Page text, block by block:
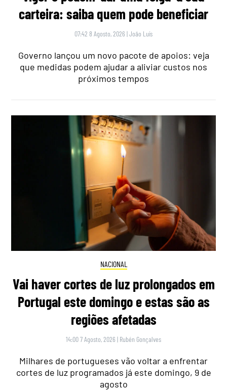
carteira: saiba quem pode beneficiar
07:42 8 Agosto, 2026 |João Luís
Governo lançou um novo pacote de apoios: veja
que medidas podem ajudar a aliviar custos nos
próximos tempos
NACIONAL
Vai haver cortes de luz prolongados em
Portugal este domingo e estas são as
regiões afetadas
14:00 7 Agosto, 2026 | Rubén Gonçalves
Milhares de portugueses vão voltar a enfrentar
cortes de luz programados já este domingo, 9 de
agosto